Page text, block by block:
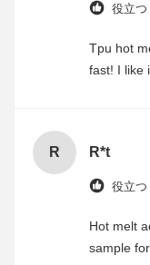
役立つ
Tpu hot
fast! I like
R R*t
役立つ
Hot melt
sample